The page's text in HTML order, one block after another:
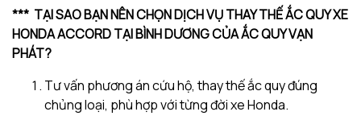
*** TẠI SAO BẠN NÊN CHỌN DỊCH VỤ THAY THẾ ẮC QUY XE
HONDA ACCORDTẠI BÌNH DƯƠNG CỦA ẮC QUY VẠN
PHÁT?
Tư vấn phương án cứu hộ, thay thế ắc quy đúng
chủng loại, phù hợp với từng đời xe Honda.